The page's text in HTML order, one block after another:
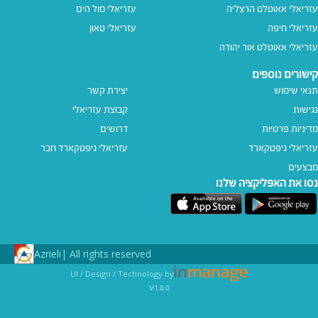
עזריאלי אאוטלט הרצליה
עזריאלי חיפה
עזריאלי אאוטלט אור יהודה
עזריאלי מול הים
עזריאלי טאון
קישורים נוספים
תנאי שימוש
נגישות
מדיניות פרטיות
עזריאלי גיפטקארד
מבצעים
יצירת קשר
קבוצת עזריאלי
דרושים
עזריאלי גיפטקארד חבר‎
נסו את האפליקציה שלנו
All rights reserved |
Azrieli
UI / Design / Technology by
v1.0.0